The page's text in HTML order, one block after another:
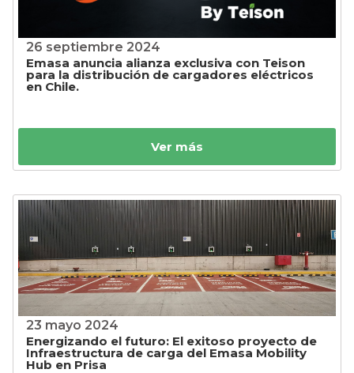
26 septiembre 2024
Emasa anuncia alianza exclusiva con Teison
para la distribución de cargadores eléctricos
en Chile.
Ver más
23 mayo 2024
Energizando el futuro: El exitoso proyecto de
Infraestructura de carga del Emasa Mobility
Hub en Prisa